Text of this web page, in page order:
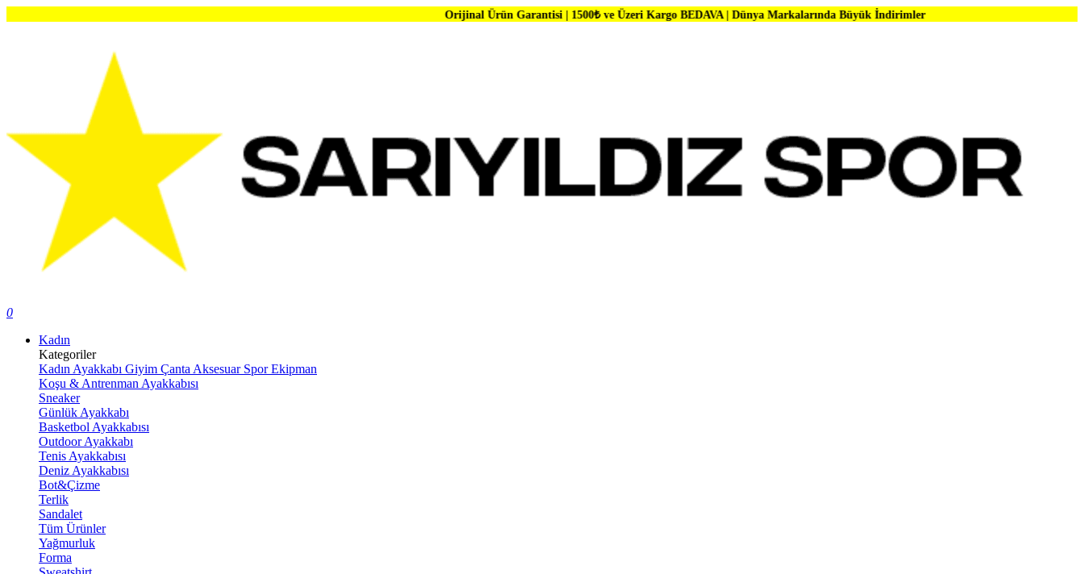
Orijinal Ürün Garantisi | 1500₺ ve Üzeri Kargo BEDAVA | Dünya Markalarında Büyük İndirimler
0
Kadın
Kategoriler
Kadın Ayakkabı Giyim Çanta Aksesuar Spor Ekipman
Koşu & Antrenman Ayakkabısı
Sneaker
Günlük Ayakkabı
Basketbol Ayakkabısı
Outdoor Ayakkabı
Tenis Ayakkabısı
Deniz Ayakkabısı
Bot&Çizme
Terlik
Sandalet
Tüm Ürünler
Yağmurluk
Forma